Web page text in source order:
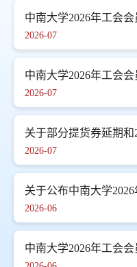
2026-07
2026-07
2026-07
2026-06